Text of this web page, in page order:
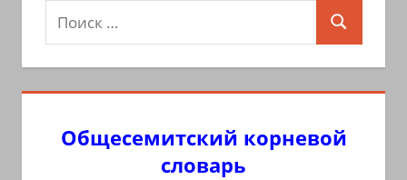
Поиск
для:
Поиск
Общесемитский корневой
словарь